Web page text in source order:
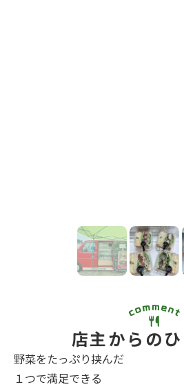
店主からの
野菜をたっぷり挟んだ
１つで満足できる